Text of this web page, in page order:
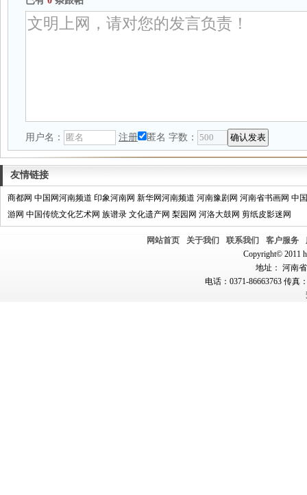
用户名： 注册 匿名 字数：
友情链接
商都网 中国网河南频道 印象河南网 新华网河南频道 河南豫剧网 河南省书画网 中
游网 中国传统文化艺术网 族谱录 文化遗产网 梨园网 河洛大鼓网 剪纸皮影迷网
网站首页 关于我们 联系我们 客户服务
Copyright© 2011
地址： 河南
电话：0371-86663763 传真